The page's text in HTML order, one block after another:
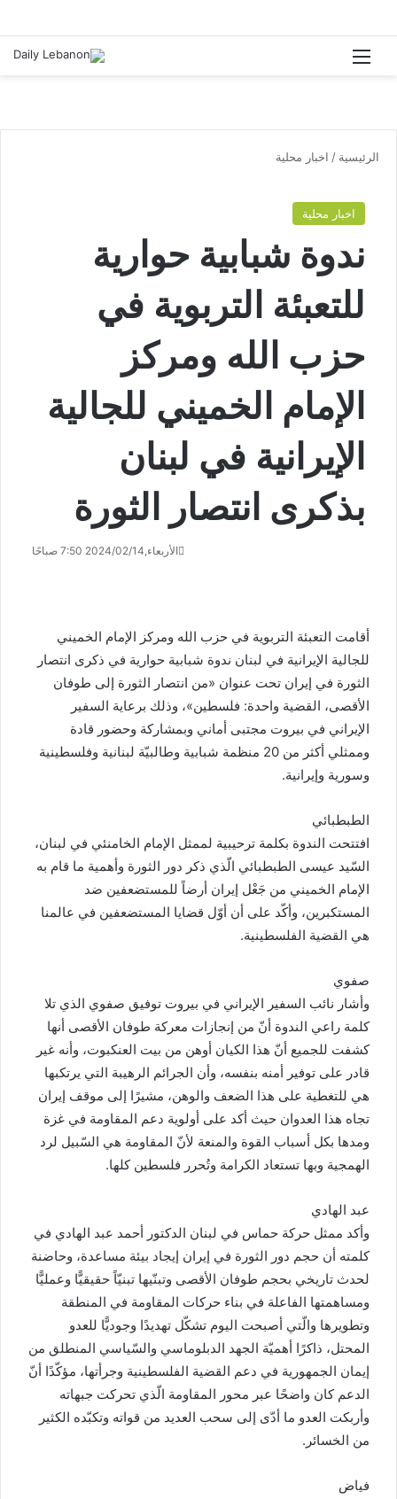
القائمة
الرئيسية / اخبار محلية
اخبار محلية
ندوة شبابية حوارية
للتعبئة التربوية في
حزب الله ومركز
الإمام الخميني للجالية
الإيرانية في لبنان
بذكرى انتصار الثورة
الأربعاء,2024/02/14 7:50 صباحًا
أقامت التعبئة التربوية في حزب الله ومركز الإمام الخميني
للجالية الإيرانية في لبنان ندوة شبابية حوارية في ذكرى انتصار
الثورة في إيران تحت عنوان «من انتصار الثورة إلى طوفان
الأقصى، القضية واحدة: فلسطين»، وذلك برعاية السفير
الإيراني في بيروت مجتبى أماني وبمشاركة وحضور قادة
وممثلي أكثر من 20 منظمة شبابية وطالبيّة لبنانية وفلسطينية
وسورية وإيرانية.
الطبطبائي
افتتحت الندوة بكلمة ترحيبية لممثل الإمام الخامنئي في لبنان،
السّيد عيسى الطبطبائي الّذي ذكر دور الثورة وأهمية ما قام به
الإمام الخميني من جَعْل إيران أرضاً للمستضعفين ضد
المستكبرين، وأكّد على أن أوّل قضايا المستضعفين في عالمنا
هي القضية الفلسطينية.
صفوي
وأشار نائب السفير الإيراني في بيروت توفيق صفوي الذي تلا
كلمة راعي الندوة أنّ من إنجازات معركة طوفان الأقصى أنها
كشفت للجميع أنّ هذا الكيان أوهن من بيت العنكبوت، وأنه غير
قادر على توفير أمنه بنفسه، وأن الجرائم الرهيبة التي يرتكبها
هي للتغطية على هذا الضعف والوهن، مشيرًا إلى موقف إيران
تجاه هذا العدوان حيث أكد على أولوية دعم المقاومة في غزة
ومدها بكل أسباب القوة والمنعة لأنّ المقاومة هي السّبيل لرد
الهمجية وبها تستعاد الكرامة وتُحرر فلسطين كلها.
عبد الهادي
وأكد ممثل حركة حماس في لبنان الدكتور أحمد عبد الهادي في
كلمته أن حجم دور الثورة في إيران إيجاد بيئة مساعدة، وحاضنة
لحدث تاريخي بحجم طوفان الأقصى وتبنّيها تبنيّاً حقيقيًّا وعمليًّا
ومساهمتها الفاعلة في بناء حركات المقاومة في المنطقة
وتطويرها والّتي أصبحت اليوم تشكّل تهديدًا وجوديًّا للعدو
المحتل، ذاكرًا أهميّة الجهد الدبلوماسي والسّياسي المنطلق من
إيمان الجمهورية في دعم القضية الفلسطينية وجرأتها، مؤكّدًا أنّ
الدعم كان واضحًا عبر محور المقاومة الّذي تحركت جبهاته
وأربكت العدو ما أدّى إلى سحب العديد من قواته وتكبّده الكثير
من الخسائر.
فياض